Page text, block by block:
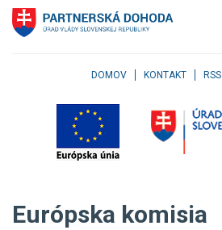
Klávesové
skratky
Skočiť
menu
DOMOV KONTAKT RSS
Európska komisia